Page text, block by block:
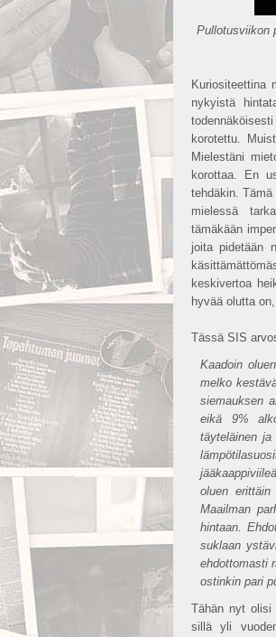
Pullotusviikon
Kuriositeettina
nykyistä
korotettu.
Mielestäni
korottaa. En
tehdäkin.
mielessä
tämäkään
joita pidetään
keskivertoa
hyvää olutta
Tässä SIS
Kaadoin
melko
siemauksen
eikä 9%
täyteläinen
oluen
Maailman
hintaan.
suklaan
ehdottomasti
ostinkin pari
Tähän nyt olisi
sillä yli